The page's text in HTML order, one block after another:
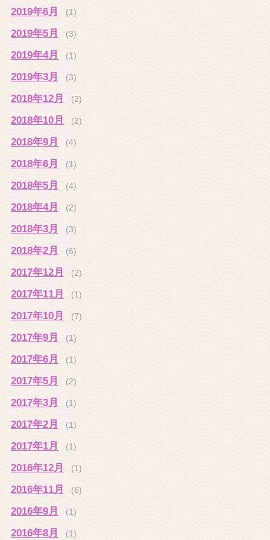
2019年6月 (1)
2019年5月 (3)
2019年4月 (1)
2019年3月 (3)
2018年12月 (2)
2018年10月 (2)
2018年9月 (4)
2018年6月 (1)
2018年5月 (4)
2018年4月 (2)
2018年3月 (3)
2018年2月 (6)
2017年12月 (2)
2017年11月 (1)
2017年10月 (7)
2017年9月 (1)
2017年6月 (1)
2017年5月 (2)
2017年3月 (1)
2017年2月 (1)
2017年1月 (1)
2016年12月 (1)
2016年11月 (6)
2016年9月 (1)
2016年8月 (1)